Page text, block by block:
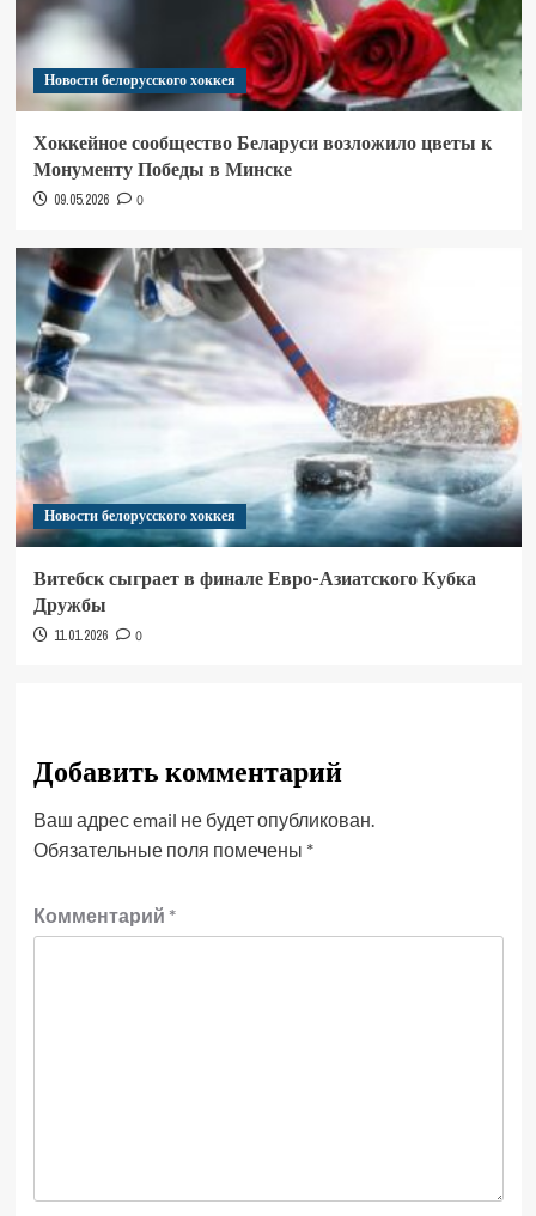
Новости белорусского хоккея
Хоккейное сообщество Беларуси возложило цветы к
Монументу Победы в Минске
09.05.2026 0
Новости белорусского хоккея
Витебск сыграет в финале Евро-Азиатского Кубка
Дружбы
11.01.2026 0
Добавить комментарий
Ваш адрес email не будет опубликован.
Обязательные поля помечены *
Комментарий *